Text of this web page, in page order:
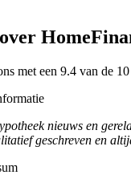
met een 9.4 van de 10
nieuws en
geschreven en